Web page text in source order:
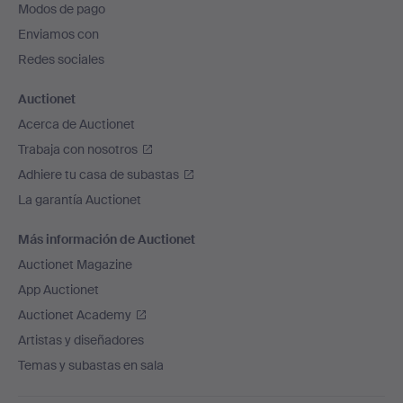
de
página
Modos de pago
Enviamos con
Redes sociales
Auctionet
Acerca de Auctionet
Trabaja con nosotros
Adhiere tu casa de subastas
La garantía Auctionet
Más información de Auctionet
Auctionet Magazine
App Auctionet
Auctionet Academy
Artistas y diseñadores
Temas y subastas en sala